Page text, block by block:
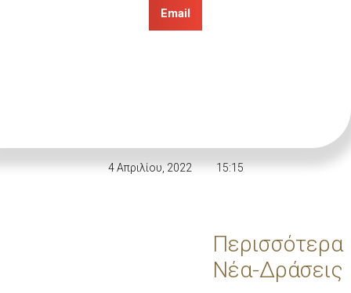
Email
4 Απριλίου, 2022 15:15
Περισσότερα
Νέα-Δράσεις